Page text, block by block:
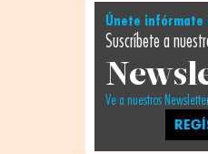
Únete infórmate
Suscríbete a
Ve a nuestros